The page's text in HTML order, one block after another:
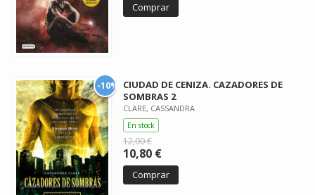
Comprar
-10%
CIUDAD DE CENIZA. CAZADORES DE
SOMBRAS 2
CLARE, CASSANDRA
En stock
12,00 €
10,80 €
Comprar